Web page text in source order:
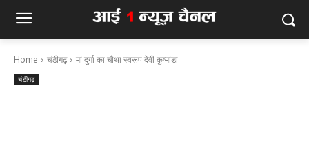
Home चंडीगढ़ मां दुर्गा का चौथा स्वरूप देवी कुष्मांडा
चंडीगढ़